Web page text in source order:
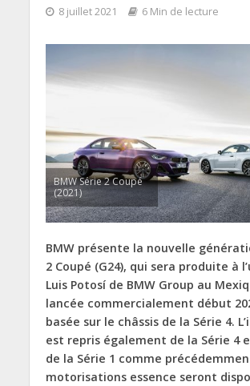
8 juillet 2021 6 Min de lecture
BMW Série 2 Coupé
(2021)
BMW présente la nouvelle
2 Coupé (G24), qui sera produite à
Luis Potosí de BMW Group au
lancée commercialement début
basée sur le châssis de la Série 4.
est repris également de la Série 4
de la Série 1 comme
motorisations essence seront